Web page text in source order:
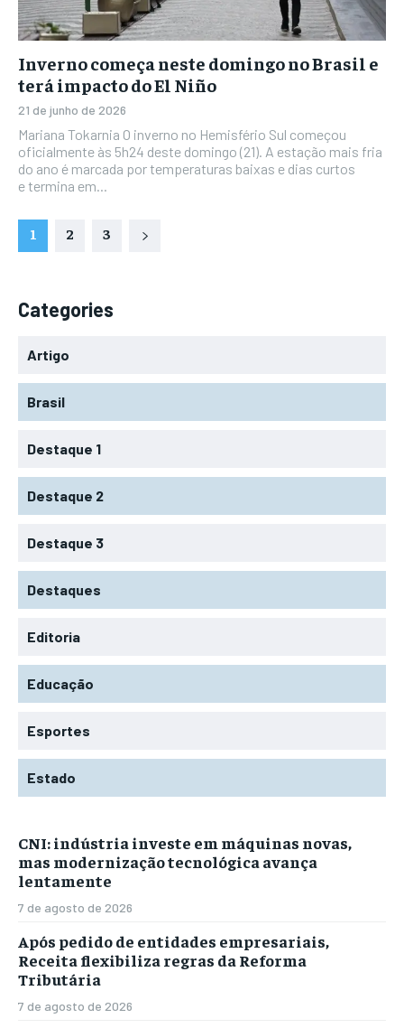
Inverno começa neste domingo no Brasil e
terá impacto do El Niño
21 de junho de 2026
Mariana Tokarnia O inverno no Hemisfério Sul começou
oficialmente às 5h24 deste domingo (21). A estação mais fria
do ano é marcada por temperaturas baixas e dias curtos
e termina em...
1 2 3
Categories
Artigo
Brasil
Destaque 1
Destaque 2
Destaque 3
Destaques
Editoria
Educação
Esportes
Estado
CNI: indústria investe em máquinas novas,
mas modernização tecnológica avança
lentamente
7 de agosto de 2026
Após pedido de entidades empresariais,
Receita flexibiliza regras da Reforma
Tributária
7 de agosto de 2026